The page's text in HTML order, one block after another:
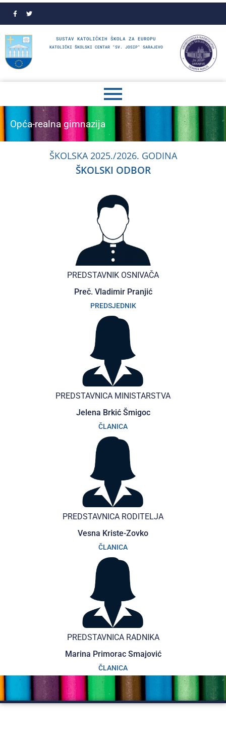
SUSTAV KATOLIČKIH ŠKOLA ZA EUROPU
KATOLIČKI ŠKOLSKI CENTAR "SV. JOSIP" SARAJEVO
Opća-realna gimnazija
ŠKOLSKA 2025./2026. GODINA
ŠKOLSKI ODBOR
Preč. Vladimir Pranjić
PREDSJEDNIK
PREDSTAVNIK OSNIVAČA
Jelena Brkić Šmigoc
ČLANICA
PREDSTAVNICA MINISTARSTVA
Vesna Kriste-Zovko
ČLANICA
PREDSTAVNICA RODITELJA
Marina Primorac Smajović
ČLANICA
PREDSTAVNICA RADNIKA